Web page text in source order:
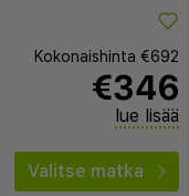
Kokonaishinta €692
€346
lue lisää
Valitse matka